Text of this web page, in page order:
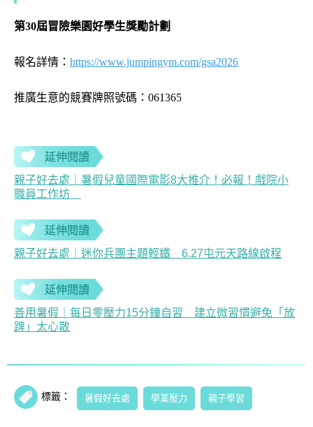
第30屆冒險樂園好學生獎勵計劃
報名詳情： https://www.jumpingym.com/gsa2026
推廣生意的競賽牌照號碼：061365
延伸閱讀
親子好去處｜暑假兒童國際電影8大推介！必報！戲院小
職員工作坊
延伸閱讀
親子好去處｜迷你兵團主題輕鐵 6.27屯元天路線啟程
延伸閱讀
善用暑假｜每日零壓力15分鐘自習 建立微習慣避免「放
䠋」太心散
標籤： 暑假好去處 學業壓力 親子學習